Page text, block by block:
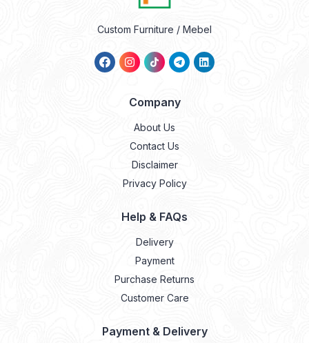
Custom Furniture / Mebel
Company
About Us
Contact Us
Disclaimer
Privacy Policy
Help & FAQs
Delivery
Payment
Purchase Returns
Customer Care
Payment & Delivery